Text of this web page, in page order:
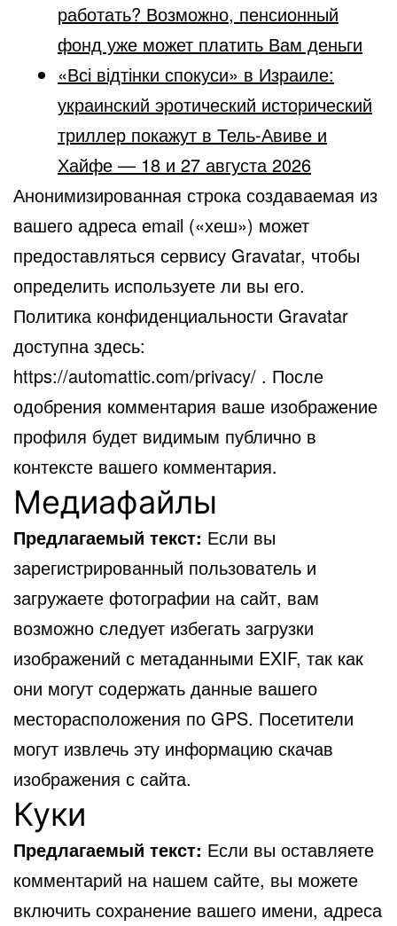
работать? Возможно, пенсионный
фонд уже может платить Вам деньги
«Всі відтінки спокуси» в Израиле:
украинский эротический исторический
триллер покажут в Тель-Авиве и
Хайфе — 18 и 27 августа 2026
Анонимизированная строка создаваемая из
вашего адреса email («хеш») может
предоставляться сервису Gravatar, чтобы
определить используете ли вы его.
Политика конфиденциальности Gravatar
доступна здесь:
https://automattic.com/privacy/ . После
одобрения комментария ваше изображение
профиля будет видимым публично в
контексте вашего комментария.
Медиафайлы
Предлагаемый текст: Если вы
зарегистрированный пользователь и
загружаете фотографии на сайт, вам
возможно следует избегать загрузки
изображений с метаданными EXIF, так как
они могут содержать данные вашего
месторасположения по GPS. Посетители
могут извлечь эту информацию скачав
изображения с сайта.
Куки
Предлагаемый текст: Если вы оставляете
комментарий на нашем сайте, вы можете
включить сохранение вашего имени, адреса